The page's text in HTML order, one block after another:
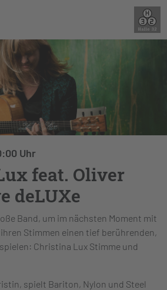
Uhr
feat. Oliver
deLUXe
Band, um im nächsten Moment mit
Stimmen einen tief berührenden,
Christina Lux Stimme und
spielt Bariton, Nylon und Steel